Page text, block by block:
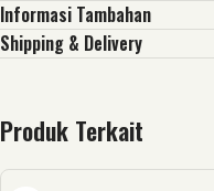
Informasi Tambahan
Shipping & Delivery
Produk Terkait